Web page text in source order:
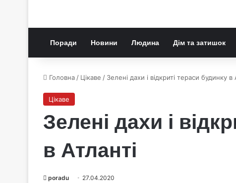
Поради Новини Людина Дім та затишок
Головна / Цікаве / Зелені дахи і відкриті тераси будинку в
Цікаве
Зелені дахи і
в Атланті
poradu 27.04.2020